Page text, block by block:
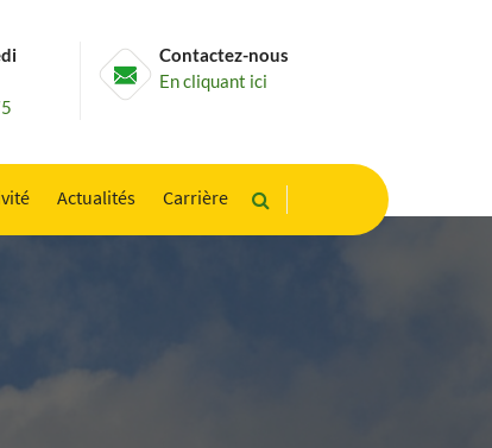
Contactez-nous
En cliquant ici
Actualités Carrière